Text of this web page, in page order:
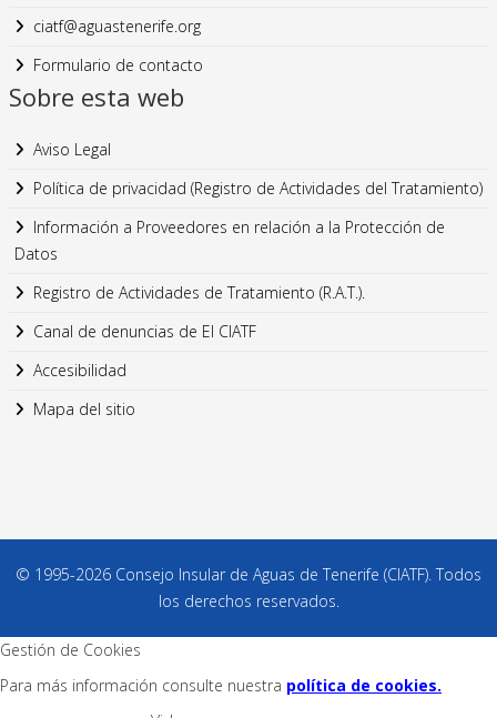
ciatf@aguastenerife.org
Formulario de contacto
Sobre esta web
Aviso Legal
Política de privacidad (Registro de Actividades del Tratamiento)
Información a Proveedores en relación a la Protección de
Datos
Registro de Actividades de Tratamiento (R.A.T.).
Canal de denuncias de El CIATF
Accesibilidad
Mapa del sitio
© 1995-2026 Consejo Insular de Aguas de Tenerife (CIATF). Todos
los derechos reservados.
Gestión de Cookies
Para más información consulte nuestra política de cookies.